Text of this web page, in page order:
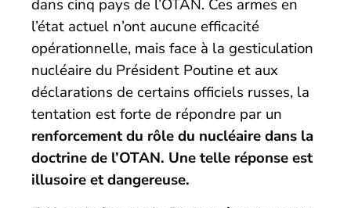
dans cinq pays de l’OTAN. Ces armes en
l’état actuel n’ont aucune efficacité
opérationnelle, mais face à la gesticulation
nucléaire du Président Poutine et aux
déclarations de certains officiels russes, la
tentation est forte de répondre par un
renforcement du rôle du nucléaire dans la
doctrine de l’OTAN. Une telle réponse est
illusoire et dangereuse.